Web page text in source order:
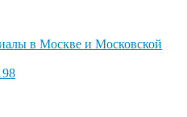
в Москве и Московской